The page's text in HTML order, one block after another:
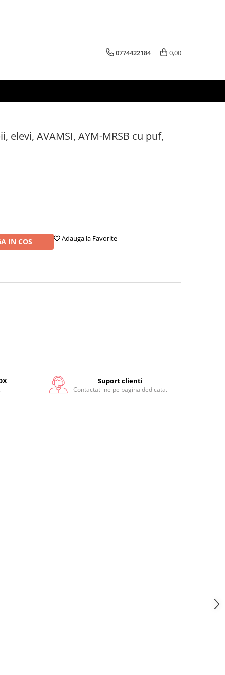
0774422184 0,00
elevi, AVAMSI, AYM-MRSB cu puf,
IN COS Adauga la Favorite
Suport clienti
Contactati-ne pe pagina dedicata.